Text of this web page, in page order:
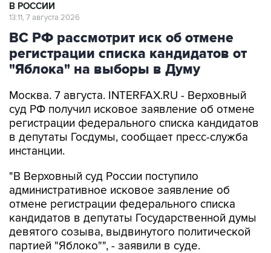
В РОССИИ
13:11, 7 августа 2026
ВС РФ рассмотрит иск об отмене
регистрации списка кандидатов от
"Яблока" на выборы в Думу
Москва. 7 августа. INTERFAX.RU - Верховный
суд РФ получил исковое заявление об отмене
регистрации федерального списка кандидатов
в депутаты Госдумы, сообщает пресс-служба
инстанции.
"В Верховный суд России поступило
административное исковое заявление об
отмене регистрации федерального списка
кандидатов в депутаты Государственной думы
девятого созыва, выдвинутого политической
партией "Яблоко"", - заявили в суде.